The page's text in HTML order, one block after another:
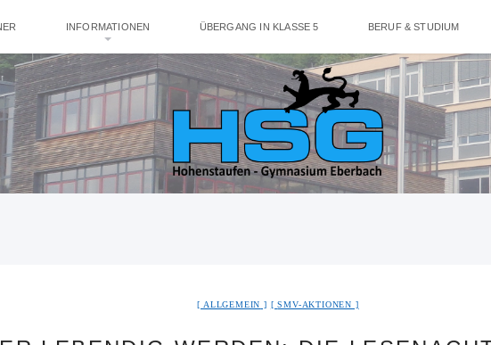
INFORMATIONEN ÜBERGANG IN KLASSE 5 BERUF & STUDIUM
ALLGEMEIN SMV-AKTIONEN